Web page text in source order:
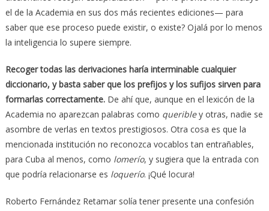
el de la Academia en sus dos más recientes ediciones— para
saber que ese proceso puede existir, o existe? Ojalá por lo menos
la inteligencia lo supere siempre.
Recoger todas las derivaciones haría interminable cualquier
diccionario, y basta saber que los prefijos y los sufijos sirven para
formarlas correctamente.De ahí que, aunque en el lexicón de la
Academia no aparezcan palabras como queribley otras, nadie se
asombre de verlas en textos prestigiosos. Otra cosa es que la
mencionada institución no reconozca vocablos tan entrañables,
para Cuba al menos, como lomerío, y sugiera que la entrada con
que podría relacionarse es loquerío. ¡Qué locura!
Roberto Fernández Retamar solía tener presente una confesión